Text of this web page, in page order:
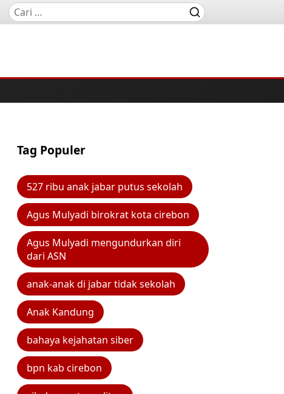
Tag Populer
527 ribu anak jabar putus sekolah
Agus Mulyadi birokrat kota cirebon
Agus Mulyadi mengundurkan diri
dari ASN
anak-anak di jabar tidak sekolah
Anak Kandung
bahaya kejahatan siber
bpn kab cirebon